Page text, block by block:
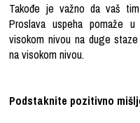
Takođe je važno da vaš
Proslava uspeha pomaže
visokom nivou na duge
na visokom nivou.
Podstaknite pozitivno